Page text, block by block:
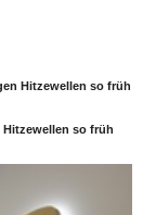
so früh